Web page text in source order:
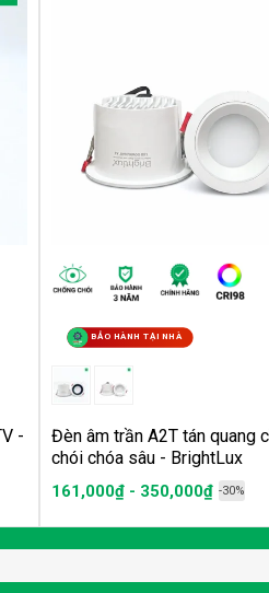
-
BẢO HÀNH TẠI NHÀ
Đèn âm trần A2T tán quang
chói chóa sâu - BrightLux
161,000₫ - 350,000₫ -30%